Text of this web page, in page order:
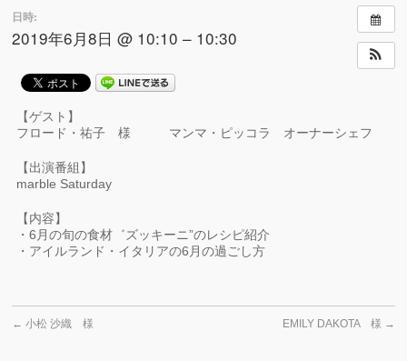
日時:
2019年6月8日 @ 10:10 – 10:30
【ゲスト】
フロード・祐子 様 マンマ・ピッコラ オーナーシェフ
【出演番組】
marble Saturday
【内容】
・6月の旬の食材゛ズッキーニ”のレシピ紹介
・アイルランド・イタリアの6月の過ごし方
← 小松 沙織 様 EMILY DAKOTA 様 →